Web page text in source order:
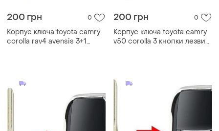
200 грн 0
Корпус ключа toyota camry
corolla rav4 avensis 3+1
200 грн 0
Корпус ключа toyota camry
v50 corolla 3 кнопки лезвие